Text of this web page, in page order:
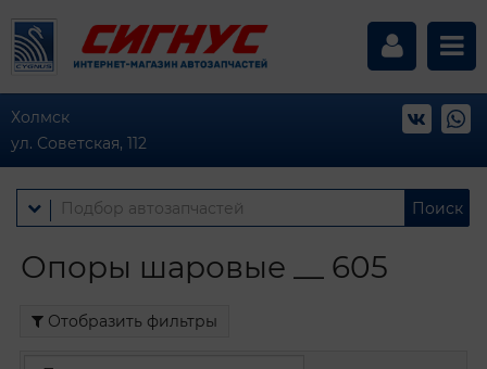
Холмск
ул. Советская, 112
Поиск
Опоры шаровые __ 605
Отобразить фильтры